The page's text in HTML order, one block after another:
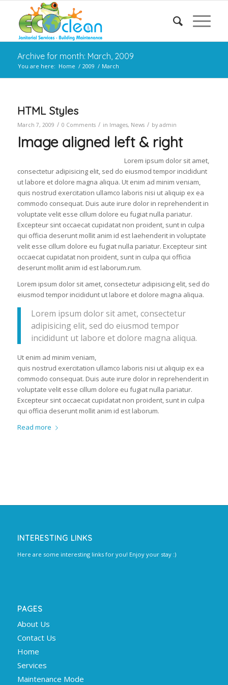
Archive for month: March, 2009
You are here: Home / 2009 / March
HTML Styles
March 7, 2009 / 0 Comments / in Images, News / by admin
Image aligned left & right
Lorem ipsum dolor sit amet,
consectetur adipisicing elit, sed do eiusmod tempor incididunt
ut labore et dolore magna aliqua. Ut enim ad minim veniam,
quis nostrud exercitation ullamco laboris nisi ut aliquip ex ea
commodo consequat. Duis aute irure dolor in reprehenderit in
voluptate velit esse cillum dolore eu fugiat nulla pariatur.
Excepteur sint occaecat cupidatat non proident, sunt in culpa
qui officia deserunt mollit anim id est laehenderit in voluptate
velit esse cillum dolore eu fugiat nulla pariatur. Excepteur sint
occaecat cupidatat non proident, sunt in culpa qui officia
deserunt mollit anim id est laborum.rum.
Lorem ipsum dolor sit amet, consectetur adipisicing elit, sed do
eiusmod tempor incididunt ut labore et dolore magna aliqua.
Lorem ipsum dolor sit amet, consectetur
adipisicing elit, sed do eiusmod tempor
incididunt ut labore et dolore magna aliqua.
Ut enim ad minim veniam,
quis nostrud exercitation ullamco laboris nisi ut aliquip ex ea
commodo consequat. Duis aute irure dolor in reprehenderit in
voluptate velit esse cillum dolore eu fugiat nulla pariatur.
Excepteur sint occaecat cupidatat non proident, sunt in culpa
qui officia deserunt mollit anim id est laborum.
Read more
INTERESTING LINKS
Here are some interesting links for you! Enjoy your stay :)
PAGES
About Us
Contact Us
Home
Services
Maintenance Mode